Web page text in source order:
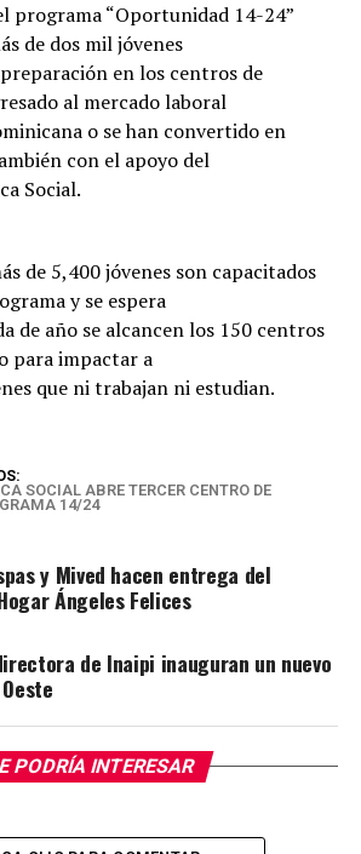
programa “Oportunidad 14-24”
de dos mil jóvenes
en los centros de
al mercado laboral
o se han convertido en
con el apoyo del
Social.
de 5,400 jóvenes son capacitados
y se espera
de año se alcancen los 150 centros
para impactar a
que ni trabajan ni estudian.
SOCIAL ABRE TERCER CENTRO DE
14/24
y Mived hacen entrega del
Ángeles Felices
de Inaipi inauguran un nuevo
PODRÍA INTERESAR